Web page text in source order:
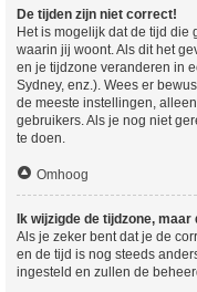
De tijden zijn niet correct!
Het is mogelijk dat de tijd die
waarin jij woont. Als dit het
en je tijdzone veranderen in
Sydney, enz.). Wees er
de meeste instellingen,
gebruikers. Als je nog niet
te doen.
Omhoog
Ik wijzigde de tijdzone,
Als je zeker bent dat je de
en de tijd is nog steeds
ingesteld en zullen de